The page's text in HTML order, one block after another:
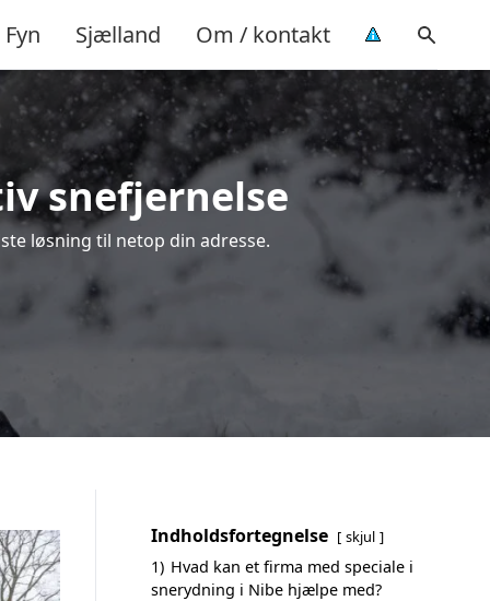
Fyn Sjælland Om / kontakt
snefjernelse
løsning til netop din adresse.
Indholdsfortegnelse skjul
1) Hvad kan et firma med speciale i
snerydning i Nibe hjælpe med?